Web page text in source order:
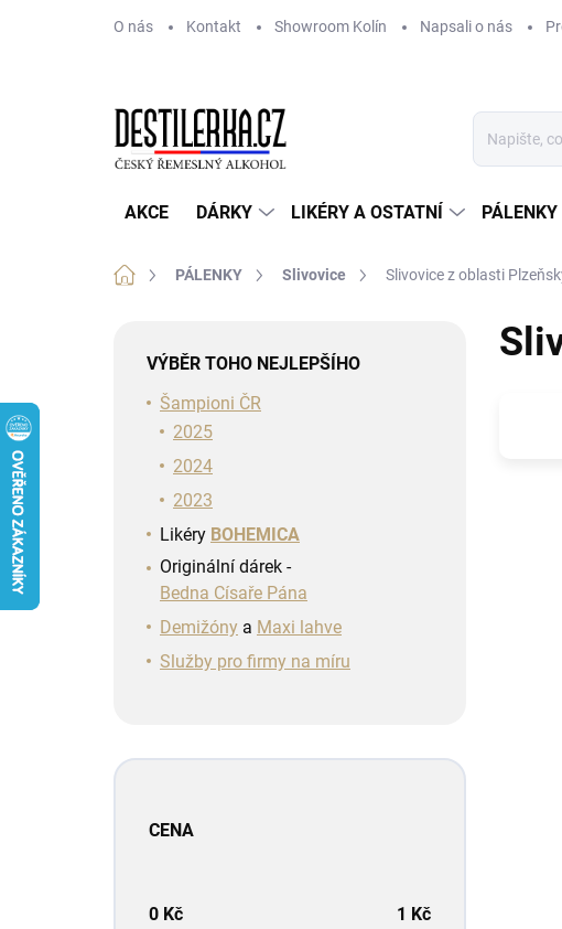
O nás Kontakt Showroom Kolín Napsali o nás
AKCE DÁRKY LIKÉRY A OSTATNÍ PÁLENKY
Domů PÁLENKY Slivovice Slivovice z oblasti
VÝBĚR TOHO NEJLEPŠÍHO
Šampioni ČR
2025
2024
2023
Likéry BOHEMICA
Originální dárek -
Bedna Císaře Pána
Demižóny a Maxi lahve
Služby pro firmy na míru
CENA
0 Kč 1 Kč